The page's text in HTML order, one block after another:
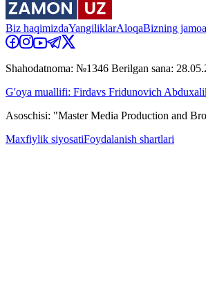
Biz haqimizdaYangiliklarAloqaBizning jamoa
Shahodatnoma: №1346 Berilgan sana:
G'oya muallifi: Firdavs Fridunovich
Asoschisi: "Master Media Production and
Maxfiylik siyosatiFoydalanish shartlari